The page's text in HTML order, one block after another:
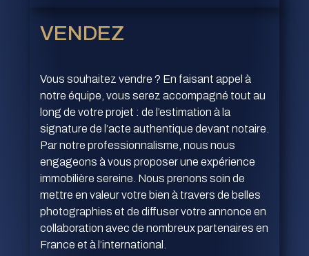
VENDEZ
Vous souhaitez vendre ? En faisant appel à
notre équipe, vous serez accompagné tout au
long de votre projet : de l’estimation à la
signature de l’acte authentique devant notaire.
Par notre professionnalisme, nous nous
engageons à vous proposer une expérience
immobilière sereine. Nous prenons soin de
mettre en valeur votre bien à travers de belles
photographies et de diffuser votre annonce en
collaboration avec de nombreux partenaires en
France et à l’international.